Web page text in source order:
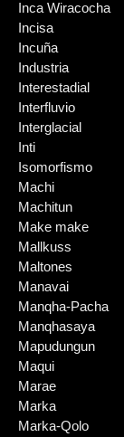
Inca Wiracocha
Incisa
Incuña
Industria
Interestadial
Interfluvio
Interglacial
Inti
Isomorfismo
Machi
Machitun
Make make
Mallkuss
Maltones
Manavai
Manqha-Pacha
Manqhasaya
Mapudungun
Maqui
Marae
Marka
Marka-Qolo